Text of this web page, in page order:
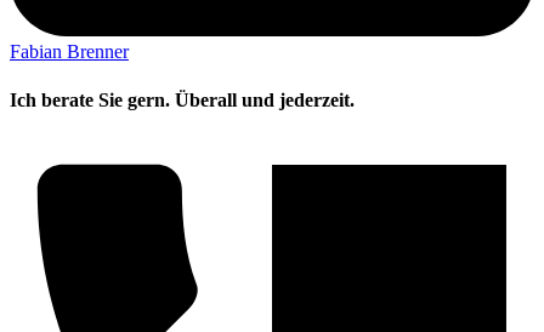
Fabian Brenner
Ich berate Sie gern. Überall und jederzeit.